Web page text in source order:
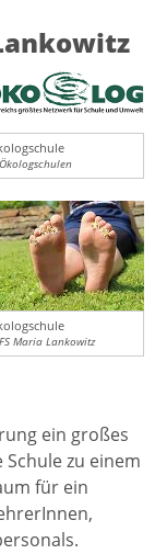
Maria Lankowitz
ein großes
zu einem
für ein